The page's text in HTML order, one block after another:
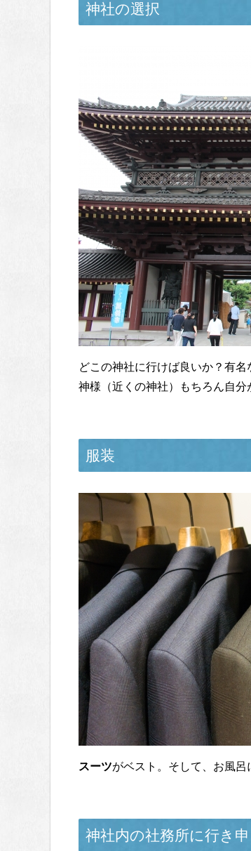
神社の選択
どこの神社に行けば良いか？有
神様（近くの神社）もちろん自分
服装
スーツがベスト。そして、お風呂
神社内の社務所に行き